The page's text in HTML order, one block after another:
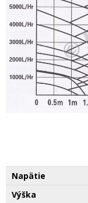
Napätie
Výška